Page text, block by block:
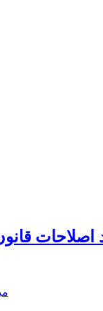
اصلاحات